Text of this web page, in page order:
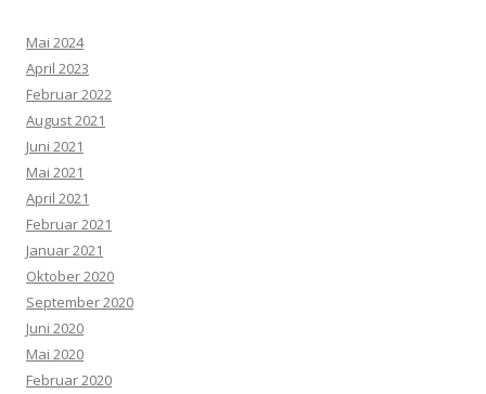
Mai 2024
April 2023
Februar 2022
August 2021
Juni 2021
Mai 2021
April 2021
Februar 2021
Januar 2021
Oktober 2020
September 2020
Juni 2020
Mai 2020
Februar 2020